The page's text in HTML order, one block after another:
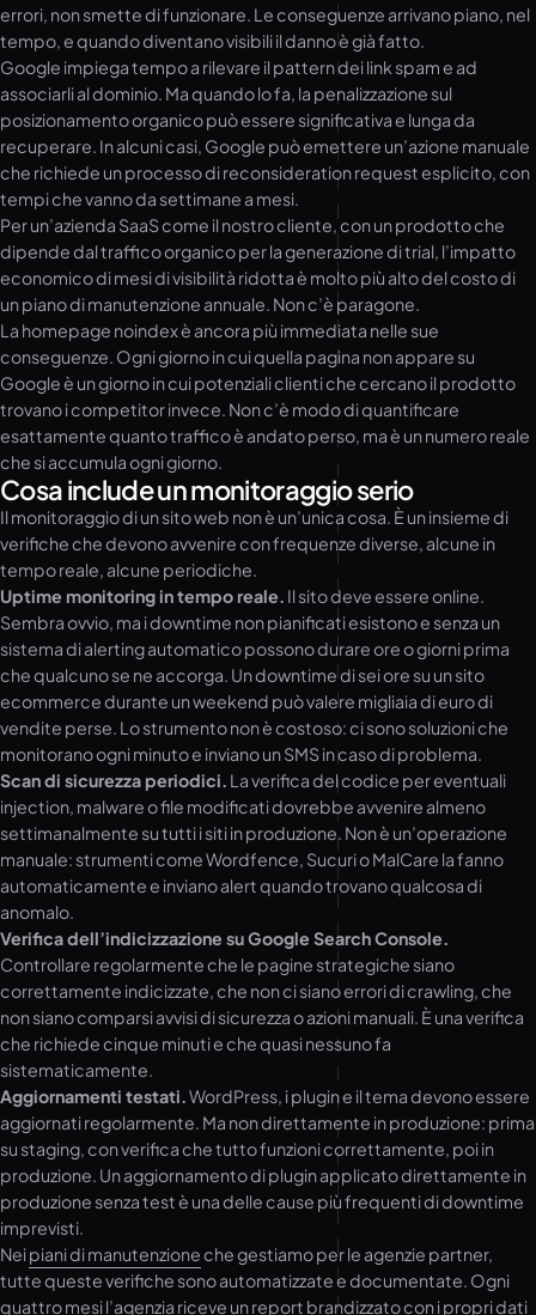
errori, non smette di funzionare. Le conseguenze arrivano piano, nel
tempo, e quando diventano visibili il danno è già fatto.
Google impiega tempo a rilevare il pattern dei link spam e ad
associarli al dominio. Ma quando lo fa, la penalizzazione sul
posizionamento organico può essere significativa e lunga da
recuperare. In alcuni casi, Google può emettere un’azione manuale
che richiede un processo di reconsideration request esplicito, con
tempi che vanno da settimane a mesi.
Per un’azienda SaaS come il nostro cliente, con un prodotto che
dipende dal traffico organico per la generazione di trial, l’impatto
economico di mesi di visibilità ridotta è molto più alto del costo di
un piano di manutenzione annuale. Non c’è paragone.
La homepage noindex è ancora più immediata nelle sue
conseguenze. Ogni giorno in cui quella pagina non appare su
Google è un giorno in cui potenziali clienti che cercano il prodotto
trovano i competitor invece. Non c’è modo di quantificare
esattamente quanto traffico è andato perso, ma è un numero reale
che si accumula ogni giorno.
Cosa include un monitoraggio serio
Il monitoraggio di un sito web non è un’unica cosa. È un insieme di
verifiche che devono avvenire con frequenze diverse, alcune in
tempo reale, alcune periodiche.
Uptime monitoring in tempo reale. Il sito deve essere online.
Sembra ovvio, ma i downtime non pianificati esistono e senza un
sistema di alerting automatico possono durare ore o giorni prima
che qualcuno se ne accorga. Un downtime di sei ore su un sito
ecommerce durante un weekend può valere migliaia di euro di
vendite perse. Lo strumento non è costoso: ci sono soluzioni che
monitorano ogni minuto e inviano un SMS in caso di problema.
Scan di sicurezza periodici. La verifica del codice per eventuali
injection, malware o file modificati dovrebbe avvenire almeno
settimanalmente su tutti i siti in produzione. Non è un’operazione
manuale: strumenti come Wordfence, Sucuri o MalCare la fanno
automaticamente e inviano alert quando trovano qualcosa di
anomalo.
Verifica dell’indicizzazione su Google Search Console.
Controllare regolarmente che le pagine strategiche siano
correttamente indicizzate, che non ci siano errori di crawling, che
non siano comparsi avvisi di sicurezza o azioni manuali. È una verifica
che richiede cinque minuti e che quasi nessuno fa
sistematicamente.
Aggiornamenti testati.WordPress, i plugin e il tema devono essere
aggiornati regolarmente. Ma non direttamente in produzione: prima
su staging, con verifica che tutto funzioni correttamente, poi in
produzione. Un aggiornamento di plugin applicato direttamente in
produzione senza test è una delle cause più frequenti di downtime
imprevisti.
Neipiani di manutenzioneche gestiamo per le agenzie partner,
tutte queste verifiche sono automatizzate e documentate. Ogni
quattro mesi l’agenzia riceve un report brandizzato con i propri dati